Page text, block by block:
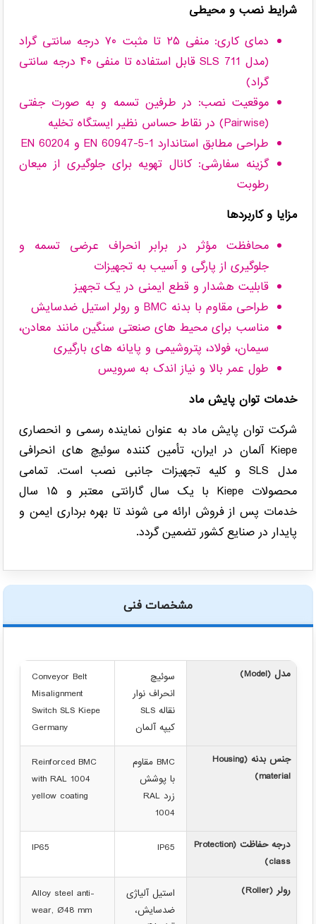
شرایط نصب و محیطی
دمای کاری: منفی ۲۵ تا مثبت ۷۰ درجه سانتی گراد
(مدل SLS 711 قابل استفاده تا منفی ۴۰ درجه سانتی
گراد)
موقعیت نصب: در طرفین تسمه و به صورت جفتی
(Pairwise) در نقاط حساس نظیر ایستگاه تخلیه
طراحی مطابق استاندارد EN 60947-5-1 و EN 60204
گزینه سفارشی: کانال تهویه برای جلوگیری از میعان
رطوبت
مزایا و کاربردها
محافظت مؤثر در برابر انحراف عرضی تسمه و
جلوگیری از پارگی و آسیب به تجهیزات
قابلیت هشدار و قطع ایمنی در یک تجهیز
طراحی مقاوم با بدنه BMC و رولر استیل ضدسایش
مناسب برای محیط های صنعتی سنگین مانند معادن،
سیمان، فولاد، پتروشیمی و پایانه های بارگیری
طول عمر بالا و نیاز اندک به سرویس
خدمات توان پایش ماد
شرکت توان پایش ماد به عنوان نماینده رسمی و انحصاری
Kiepe آلمان در ایران، تأمین کننده سوئیچ های انحرافی
مدل SLS و کلیه تجهیزات جانبی نصب است. تمامی
محصولات Kiepe با یک سال گارانتی معتبر و ۱۵ سال
خدمات پس از فروش ارائه می شوند تا بهره برداری ایمن و
پایدار در صنایع کشور تضمین گردد.
مشخصات فنی
مدل (Model)
سوئیچ
انحراف نوار
نقاله SLS
کیپه آلمان
Conveyor Belt
Misalignment
Switch SLS Kiepe
Germany
جنس بدنه (Housing
material)
BMC مقاوم
با پوشش
زرد RAL
1004
Reinforced BMC
with RAL 1004
yellow coating
درجه حفاظت (Protection
class)
IP65
IP65
رولر (Roller)
استیل آلیاژی
ضدسایش،
Alloy steel anti-
wear, Ø48 mm